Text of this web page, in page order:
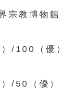
宗教博物館
/100（優）
/50（優）